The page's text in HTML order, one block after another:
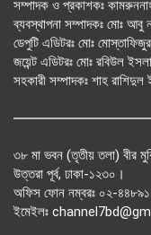
সম্পাদক ও প্রকাশকঃ
ব্যবস্থাপনা সম্পাদকঃ মোঃ আবু
ডেপুটি এডিটরঃ মোঃ
জয়েন্ট এডিটরঃ মোঃ রবিউল
সহকারী সম্পাদকঃ শাহ রাশিদুল
৩৮ মা ভবন (তৃতীয় তলা) বীর
উত্তরা পূর্ব, ঢাকা-১২৩০।
অফিস ফোন নম্বরঃ ০২-
ইমেইলঃ